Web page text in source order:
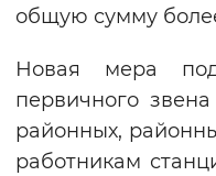
общую сумму
Новая мера
первичного
районных,
работникам